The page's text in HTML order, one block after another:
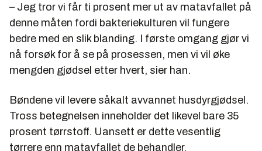
– Jeg tror vi får ti prosent mer ut av matavfallet på
denne måten fordi bakteriekulturen vil fungere
bedre med en slik blanding. I første omgang gjør vi
nå forsøk for å se på prosessen, men vi vil øke
mengden gjødsel etter hvert, sier han.
Bøndene vil levere såkalt avvannet husdyrgjødsel.
Tross betegnelsen inneholder det likevel bare 35
prosent tørrstoff. Uansett er dette vesentlig
tørrere enn matavfallet de behandler.